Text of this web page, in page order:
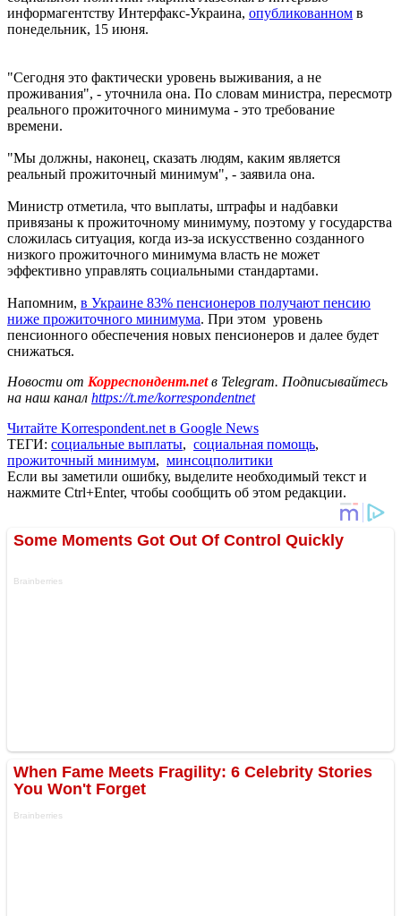
информагентству Интерфакс-Украина, опубликованном в
понедельник, 15 июня.
"Сегодня это фактически уровень выживания, а не
проживания", - уточнила она. По словам министра, пересмотр
реального прожиточного минимума - это требование
времени.
"Мы должны, наконец, сказать людям, каким является
реальный прожиточный минимум", - заявила она.
Министр отметила, что выплаты, штрафы и надбавки
привязаны к прожиточному минимуму, поэтому у государства
сложилась ситуация, когда из-за искусственно созданного
низкого прожиточного минимума власть не может
эффективно управлять социальными стандартами.
Напомним, в Украине 83% пенсионеров получают пенсию
ниже прожиточного минимума. При этом уровень
пенсионного обеспечения новых пенсионеров и далее будет
снижаться.
Новости от Корреспондент.netв Telegram. Подписывайтесь
на наш канал https://t.me/korrespondentnet
Читайте Korrespondent.net в Google News
ТЕГИ: социальные выплаты, социальная помощь,
прожиточный минимум, минсоцполитики
Если вы заметили ошибку, выделите необходимый текст и
нажмите Ctrl+Enter, чтобы сообщить об этом редакции.